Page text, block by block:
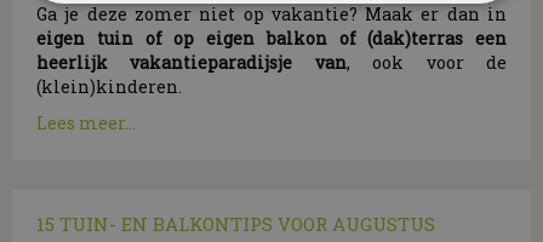
Ga je deze zomer niet op vakantie? Maak er dan in
eigen tuin of op eigen balkon of (dak)terras een
heerlijk vakantieparadijsje van, ook voor de
(klein)kinderen.
Lees meer...
15 TUIN- EN BALKONTIPS VOOR AUGUSTUS